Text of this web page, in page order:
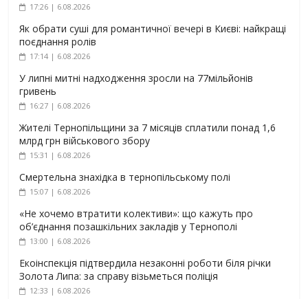
17:26 | 6.08.2026
Як обрати суші для романтичної вечері в Києві: найкращі
поєднання ролів
17:14 | 6.08.2026
У липні митні надходження зросли на 77мільйонів
гривень
16:27 | 6.08.2026
Жителі Тернопільщини за 7 місяців сплатили понад 1,6
млрд грн військового збору
15:31 | 6.08.2026
Смертельна знахідка в тернопільському полі
15:07 | 6.08.2026
«Не хочемо втратити колективи»: що кажуть про
об’єднання позашкільних закладів у Тернополі
13:00 | 6.08.2026
Екоінспекція підтвердила незаконні роботи біля річки
Золота Липа: за справу візьметься поліція
12:33 | 6.08.2026